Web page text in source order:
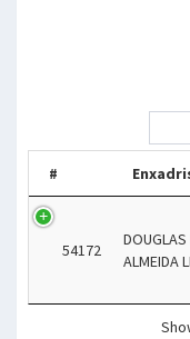
#
54172
DOUGLAS
ALMEIDA